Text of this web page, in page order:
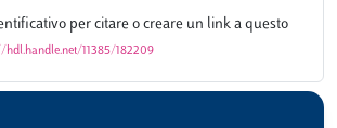
per citare o creare un link a questo
hdl.handle.net/11385/182209